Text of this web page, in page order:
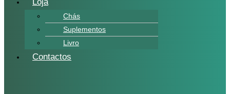
Chás
Suplementos
Livro
Contactos